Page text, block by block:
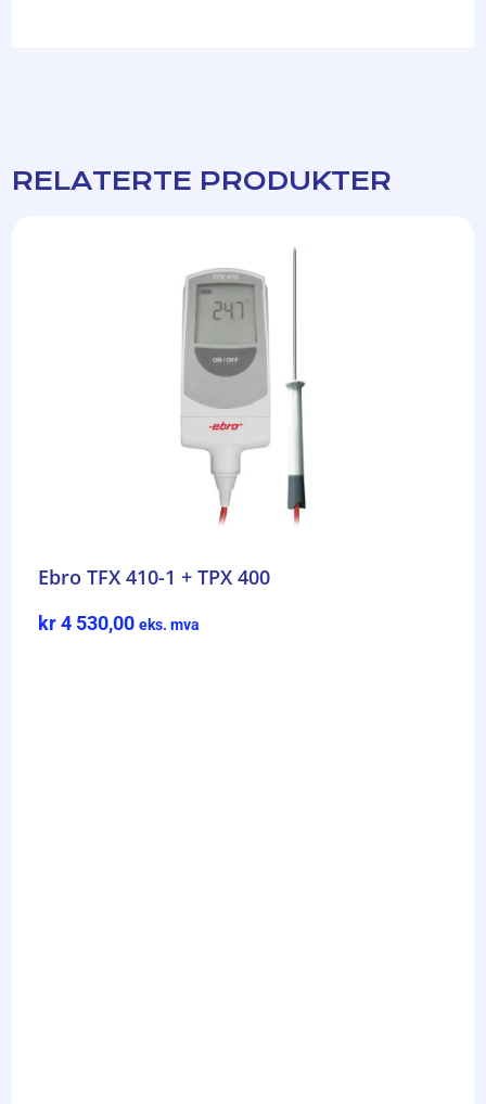
RELATERTE PRODUKTER
Ebro TFX 410-1 + TPX 400
kr4 530,00 eks. mva